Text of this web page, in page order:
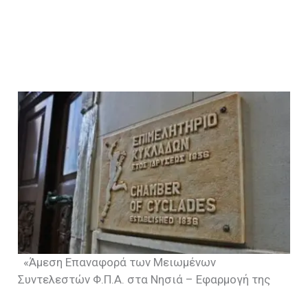
«Άμεση Επαναφορά των Μειωμένων
Συντελεστών Φ.Π.Α. στα Νησιά – Εφαρμογή της